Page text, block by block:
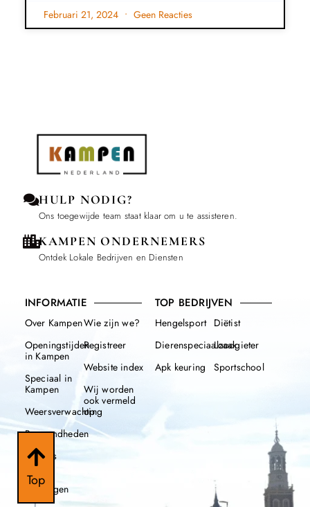
Top
Februari 21, 2024 Geen Reacties
HULP NODIG?
Ons toegewijde team staat klaar om u te assisteren.
KAMPEN ONDERNEMERS
Ontdek Lokale Bedrijven en Diensten
INFORMATIE
Over Kampen
Openingstijden
in Kampen
Speciaal in
Kampen
Weersverwachting
Beroemdheden
Nieuws
112
meldingen
Wie zijn we?
Registreer
Website index
Wij worden
ook vermeld
op
TOP BEDRIJVEN
Hengelsport
Dierenspeciaalzaak
Apk keuring
Diëtist
Loodgieter
Sportschool